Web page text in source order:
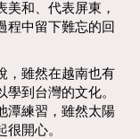
和、代表屏東，
程中留下難忘的回
，雖然在越南也有
到台灣的文化。
潭練習，雖然太陽
開心。